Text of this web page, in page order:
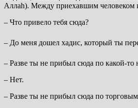
Аллаh). Между приехавшим человеком
– Что привело тебя сюда?
– Разве ты не прибыл сюда по какой-то
– Нет.
– Разве ты не прибыл сюда по